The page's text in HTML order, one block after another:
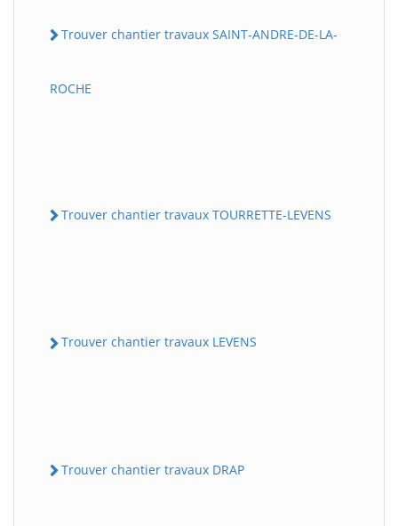
Trouver chantier travaux SAINT-ANDRE-DE-LA-
ROCHE
Trouver chantier travaux TOURRETTE-LEVENS
Trouver chantier travaux LEVENS
Trouver chantier travaux DRAP